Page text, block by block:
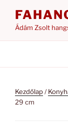
Ádám Zsolt
Kezdőlap/
29 cm